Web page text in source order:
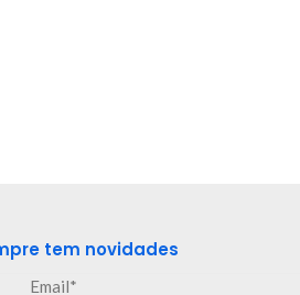
tem novidades
Email*